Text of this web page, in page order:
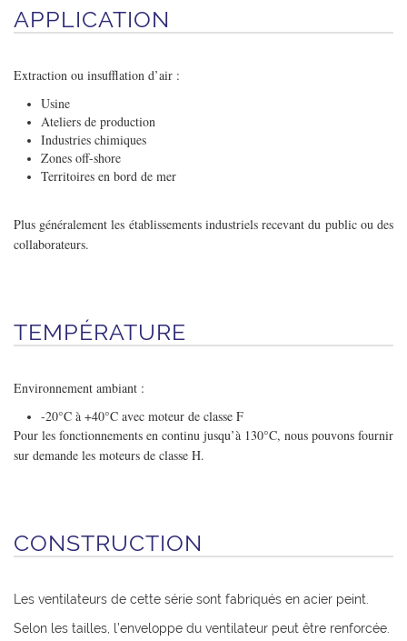
APPLICATION
Extraction ou insufflation d’air :
Usine
Ateliers de production
Industries chimiques
Zones off-shore
Territoires en bord de mer
Plus généralement les établissements industriels recevant du public ou des
collaborateurs.
TEMPÉRATURE
Environnement ambiant :
-20°C à +40°C avec moteur de classe F
Pour les fonctionnements en continu jusqu’à 130°C, nous pouvons fournir
sur demande les moteurs de classe H.
CONSTRUCTION
Les ventilateurs de cette série sont fabriqués en acier peint.
Selon les tailles, l’enveloppe du ventilateur peut être renforcée.